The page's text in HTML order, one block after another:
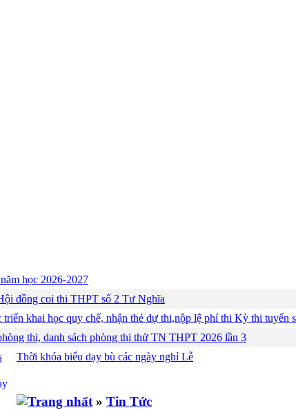
học 2026-2027
đồng coi thi THPT số 2 Tư Nghĩa
triển khai học quy chế, nhận thẻ dự thi,nộp lệ phí thi Kỳ thi tuyển
thi, danh sách phòng thi thử TN THPT 2026 lần 3
Thời khóa biểu dạy bù các ngày nghỉ Lễ
» Tin Tức